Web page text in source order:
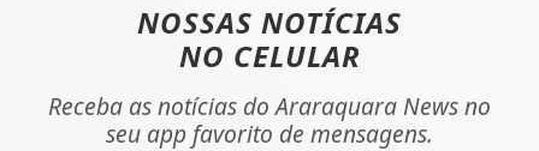
NOSSAS NOTÍCIAS
NO CELULAR
Receba as notícias do Araraquara News no
seu app favorito de mensagens.